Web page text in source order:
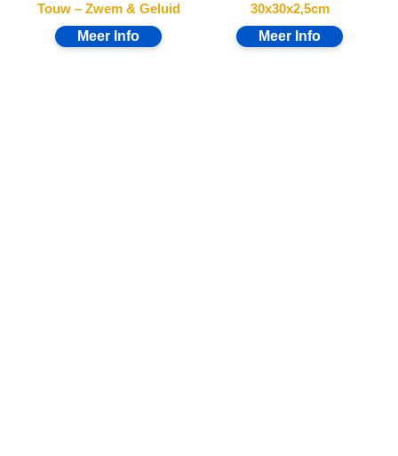
Touw – Zwem & Geluid
30x30x2,5cm